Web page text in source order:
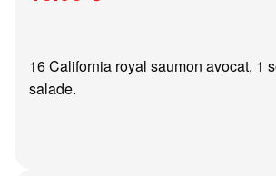
16 California royal saumon avocat, 1
salade.